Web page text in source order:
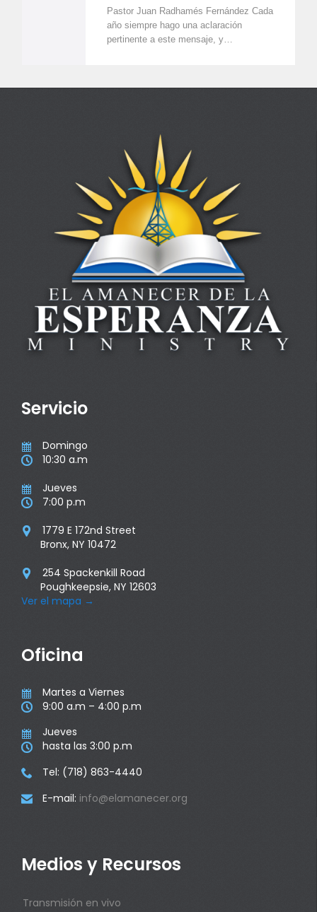
Pastor Juan Radhamés Fernández Cada
año siempre hago una aclaración
pertinente a este mensaje, y…
Servicio
 Domingo
 10:30 a.m
 Jueves
 7:00 p.m

1779 E 172nd Street
Bronx, NY 10472

254 Spackenkill Road
Poughkeepsie, NY 12603
Ver el mapa →
Oficina
 Martes a Viernes
 9:00 a.m – 4:00 p.m
 Jueves
 hasta las 3:00 p.m
 Tel: (718) 863-4440
 E-mail: info@elamanecer.org
Medios y Recursos
Transmisión en vivo